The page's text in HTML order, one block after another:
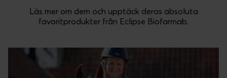
Läs mer om dem och upptäck deras absoluta
favoritprodukter från Eclipse Biofarmab.